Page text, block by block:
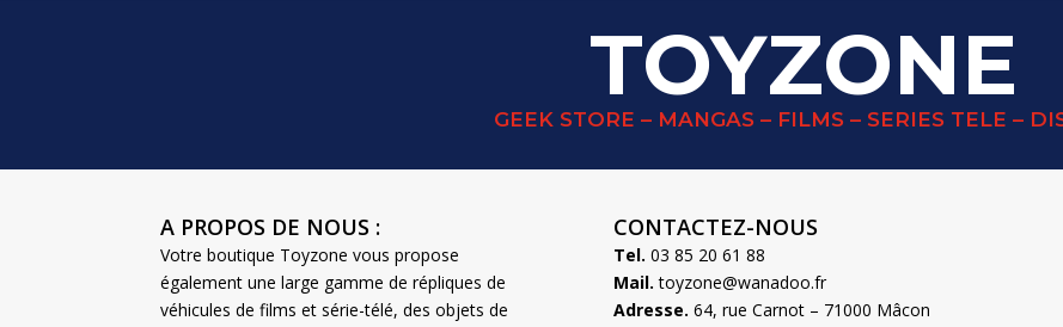
TOYZONE
GEEK STORE – MANGAS – FILMS – SERIES TELE –
A PROPOS DE NOUS :
Votre boutique Toyzone vous propose
également une large gamme de répliques de
véhicules de films et série-télé, des objets de
CONTACTEZ-NOUS
Tel. 03 85 20 61 88
Mail. toyzone@wanadoo.fr
Adresse. 64, rue Carnot – 71000 Mâcon